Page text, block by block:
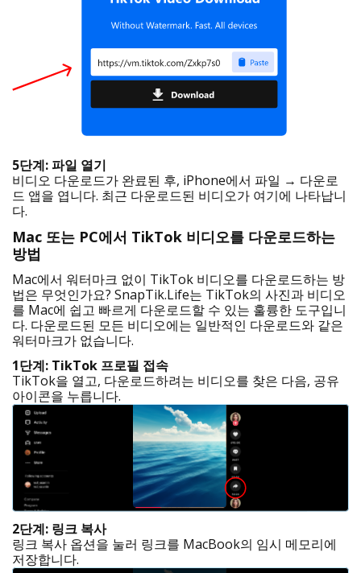
5단계: 파일 열기
비디오 다운로드가 완료된 후, iPhone에서 파일 → 다운로
드 앱을 엽니다. 최근 다운로드된 비디오가 여기에 나타납니
다.
Mac 또는 PC에서 TikTok 비디오를 다운로드하는
방법
Mac에서 워터마크 없이 TikTok 비디오를 다운로드하는 방
법은 무엇인가요? SnapTik.Life는 TikTok의 사진과 비디오
를 Mac에 쉽고 빠르게 다운로드할 수 있는 훌륭한 도구입니
다. 다운로드된 모든 비디오에는 일반적인 다운로드와 같은
워터마크가 없습니다.
1단계: TikTok 프로필 접속
TikTok을 열고, 다운로드하려는 비디오를 찾은 다음, 공유
아이콘을 누릅니다.
2단계: 링크 복사
링크 복사 옵션을 눌러 링크를 MacBook의 임시 메모리에
저장합니다.